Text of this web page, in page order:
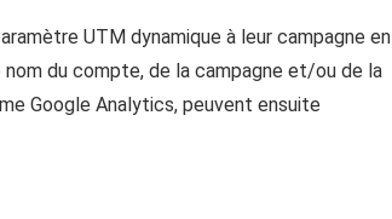
UTM dynamique à leur campagne en
du compte, de la campagne et/ou de la
Google Analytics, peuvent ensuite